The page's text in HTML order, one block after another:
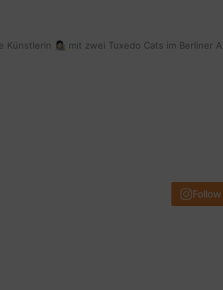
👩🏻‍🎨 mit zwei Tuxedo Cats im